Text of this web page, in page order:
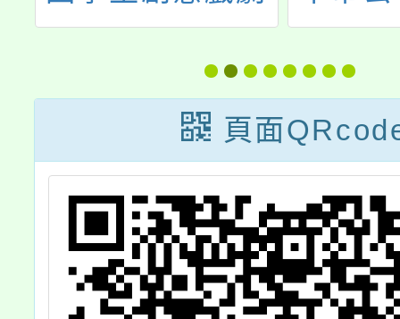
比賽實施要點」
及修正內容對照
中等
（含
訪台
島股
（
館）
說明
頁面